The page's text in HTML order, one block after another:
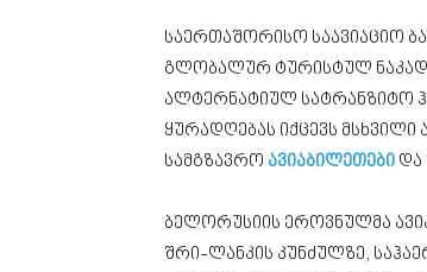
საერთაშორისო საავიაციო
გლობალურ ტურისტულ
ალტერნატიულ სატრანზიტო
ყურადღებას იქცევს მსხვილი
სამგზავრო ავიაბილეთები და
ბელორუსიის ეროვნულმა
შრი-ლანკის კუნძულზე,